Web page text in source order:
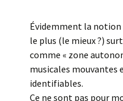
Évidemment la notion
le plus (le mieux ?)
comme « zone
musicales
identifiables.
Ce ne sont pas pour